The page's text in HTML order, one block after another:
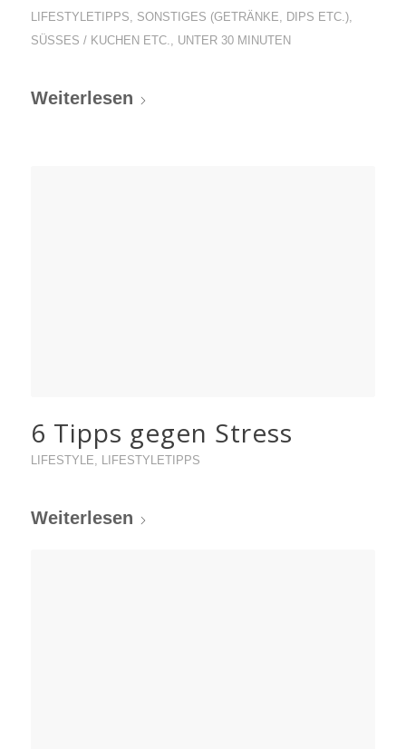
LIFESTYLETIPPS, SONSTIGES (GETRÄNKE, DIPS ETC.),
SÜSSES / KUCHEN ETC. , UNTER 30 MINUTEN
Weiterlesen
6 Tipps gegen Stress
LIFESTYLE LIFESTYLETIPPS
Weiterlesen